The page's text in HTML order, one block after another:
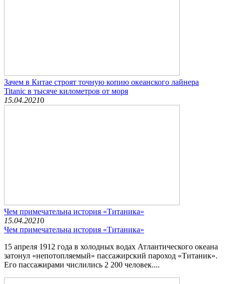
Зачем в Китае строят точную копию океанского лайнера
Titanic в тысяче километров от моря
15.04.20210
Чем примечательна история «Титаника»
15.04.20210
Чем примечательна история «Титаника»
15 апреля 1912 года в холодных водах Атлантического океана
затонул «непотопляемый» пассажирский пароход «Титаник».
Его пассажирами числились 2 200 человек....